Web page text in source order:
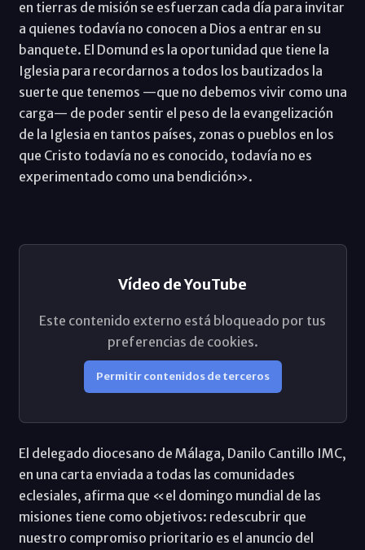
en tierras de misión se esfuerzan cada día para invitar
a quienes todavía no conocen a Dios a entrar en su
banquete. El Domund es la oportunidad que tiene la
Iglesia para recordarnos a todos los bautizados la
suerte que tenemos —que no debemos vivir como una
carga— de poder sentir el peso de la evangelización
de la Iglesia en tantos países, zonas o pueblos en los
que Cristo todavía no es conocido, todavía no es
experimentado como una bendición».
Vídeo de YouTube
Este contenido externo está bloqueado por tus
preferencias de cookies.
Permitir contenidos de terceros
El delegado diocesano de Málaga, Danilo Cantillo IMC,
en una carta enviada a todas las comunidades
eclesiales, afirma que «el domingo mundial de las
misiones tiene como objetivos: redescubrir que
nuestro compromiso prioritario es el anuncio del